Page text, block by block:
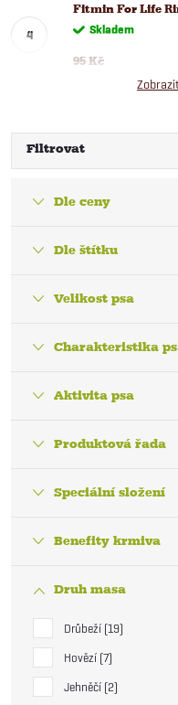
Fitmin For Life
Skladem
95 Kč
Filtrovat
Dle ceny
Dle štítku
Velikost psa
Charakteristika
Aktivita psa
Produktová řada
Speciální složení
Benefity krmiva
Druh masa
Drůbeží 19
Hovězí 7
Jehněčí 2